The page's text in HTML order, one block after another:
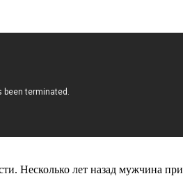
Несколько лет назад мужчина